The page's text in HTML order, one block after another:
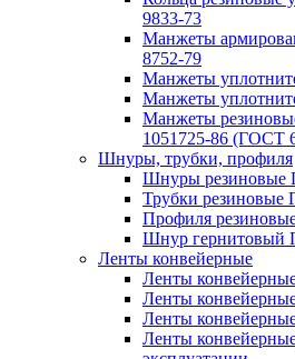
9833-73
Манжеты
8752-79
Манжеты
Манжеты
Манжеты
1051725-86 (ГОСТ
Шнуры, трубки, профиля
Шнуры резиновые
Трубки резиновые
Профиля
Шнур гернитовый
Ленты конвейерные
Ленты
Ленты
Ленты
Ленты